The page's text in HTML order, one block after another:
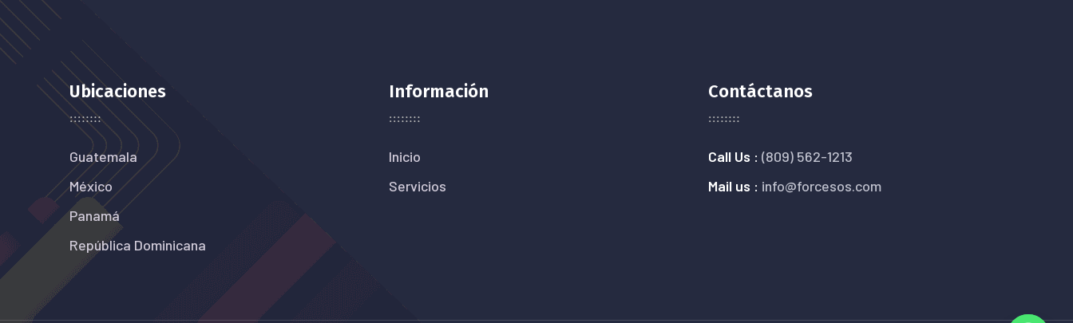
Ubicaciones
Guatemala
México
Panamá
República Dominicana
Información
Inicio
Servicios
Contáctanos
Call Us : (809) 562-1213
Mail us : info@forcesos.com